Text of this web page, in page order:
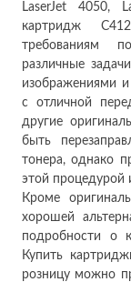
LaserJet 4050,
картридж
требованиям
различные
изображениями
с отличной
другие
быть
тонера, однако
этой процедурой
Кроме
хорошей
подробности о
Купить
розницу можно